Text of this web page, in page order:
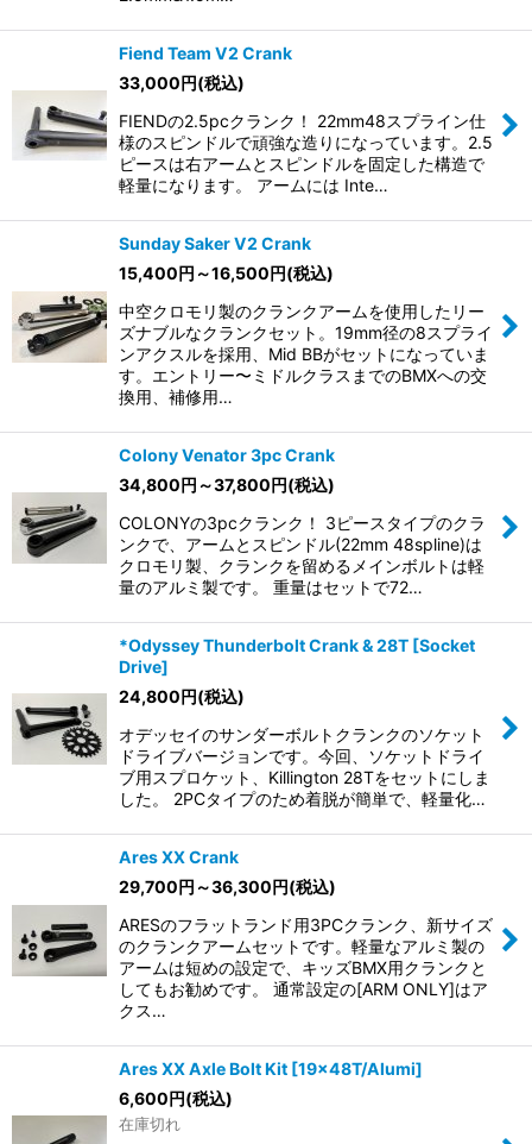
Fiend Team V2 Crank
33,000円(税込)
FIENDの2.5pcクランク！ 22mm48スプライン仕
様のスピンドルで頑強な造りになっています。2.5
ピースは右アームとスピンドルを固定した構造で
軽量になります。 アームには Inte…
Sunday Saker V2 Crank
15,400円 ～16,500円(税込)
中空クロモリ製のクランクアームを使用したリー
ズナブルなクランクセット。19mm径の8スプライ
ンアクスルを採用、Mid BBがセットになっていま
す。エントリー〜ミドルクラスまでのBMXへの交
換用、補修用…
Colony Venator 3pc Crank
34,800円 ～37,800円(税込)
COLONYの3pcクランク！ 3ピースタイプのクラ
ンクで、アームとスピンドル(22mm 48spline)は
クロモリ製、クランクを留めるメインボルトは軽
量のアルミ製です。 重量はセットで72…
*Odyssey Thunderbolt Crank & 28T [Socket
Drive]
24,800円(税込)
オデッセイのサンダーボルトクランクのソケット
ドライブバージョンです。今回、ソケットドライ
ブ用スプロケット、Killington 28Tをセットにしま
した。 2PCタイプのため着脱が簡単で、軽量化…
Ares XX Crank
29,700円 ～36,300円(税込)
ARESのフラットランド用3PCクランク、新サイズ
のクランクアームセットです。軽量なアルミ製の
アームは短めの設定で、キッズBMX用クランクと
してもお勧めです。 通常設定の[ARM ONLY]はア
クス…
Ares XX Axle Bolt Kit [19x48T/Alumi]
6,600円(税込)
在庫切れ